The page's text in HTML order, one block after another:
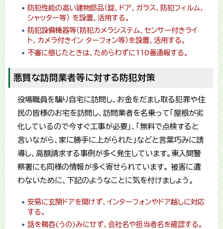
防犯性能の高い建物部品（錠、ドア、ガラス、防犯フィルム、
シャッター等） を設置、活用する。
防犯設備機器等（防犯カメラシステム、センサー付きライ
ト、カメラ付きイン ターフォン等）を設置、活用する。
不審に感じたときは、ためらわずに110番通報する。
悪質な訪問業者等に対する防犯対策
役場職員を騙り自宅に訪問し、お金をだまし取る犯罪や住
民の皆様のお宅を訪問し、訪問業者を名乗って「屋根が劣
化しているので今すぐ工事が必要」、「無料で点検すると
言いながら、家に勝手に上がられた」などと言葉巧みに誘
導し、高額請求する事例が多く発生しています。東入間警
察署にも同様の情報が多く寄せられています。 被害に遭
わないために、下記のようなことに気を付けましょう。
安易に玄関ドアを開けず、インターフォンやドア越しに対応
する。
話を鵜呑(うの)みにせず、会社名や担当者名を確認する。